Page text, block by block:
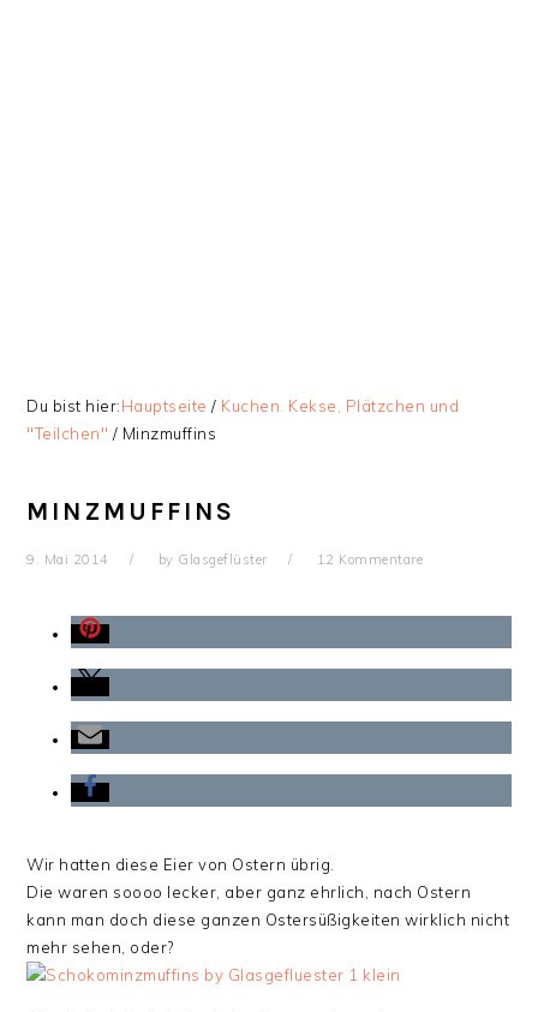
Du bist hier:Hauptseite / Kuchen. Kekse, Plätzchen und
"Teilchen" / Minzmuffins
MINZMUFFINS
9. Mai 2014 by Glasgeflüster 12 Kommentare
Wir hatten diese Eier von Ostern übrig.
Die waren soooo lecker, aber ganz ehrlich, nach Ostern
kann man doch diese ganzen Ostersüßigkeiten wirklich nicht
mehr sehen, oder?